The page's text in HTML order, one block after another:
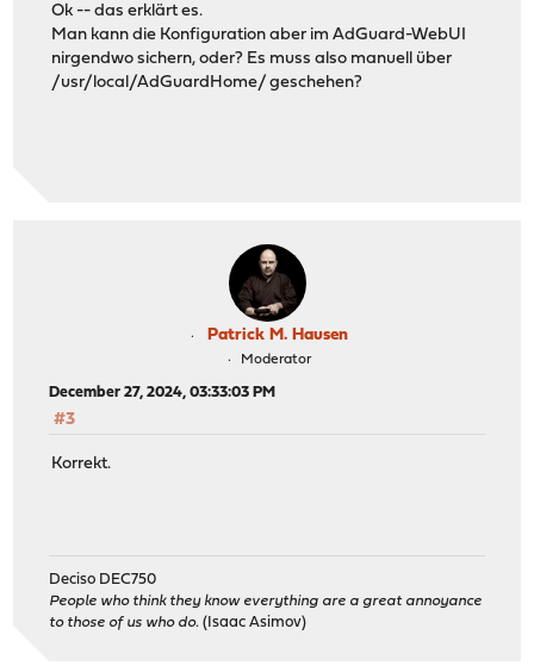
Ok -- das erklärt es.
Man kann die Konfiguration aber im AdGuard-WebUI
nirgendwo sichern, oder? Es muss also manuell über
/usr/local/AdGuardHome/ geschehen?
Patrick M. Hausen
Moderator
December 27, 2024, 03:33:03 PM
#3
Korrekt.
Deciso DEC750
People who think they know everything are a great annoyance
to those of us who do. (Isaac Asimov)